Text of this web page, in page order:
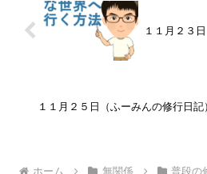
１１月２３
１１月２５日（ふーみんの修行日記
ホーム 無関係 普段の